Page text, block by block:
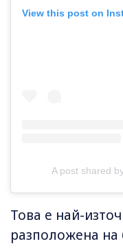
View this post on
A post shared
Това е най-
разположена на